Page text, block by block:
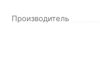
Производитель